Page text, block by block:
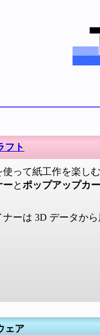
フト
って紙工作を楽しむ
ーとポップアップカ
ーは 3D データか
ェア